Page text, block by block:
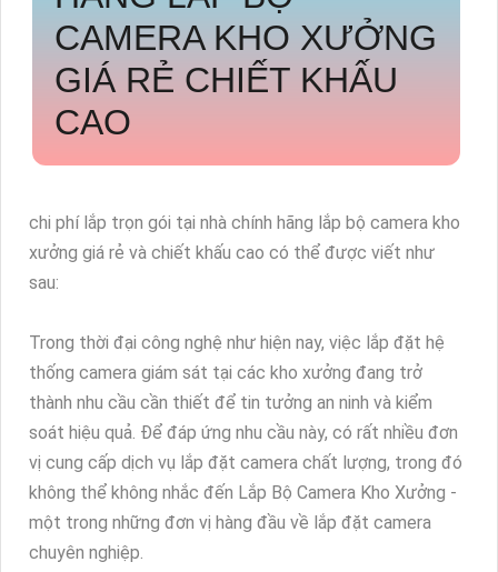
CAMERA KHO XƯỞNG
GIÁ RẺ CHIẾT KHẤU
CAO
chi phí lắp trọn gói tại nhà chính hãng lắp bộ camera kho
xưởng giá rẻ và chiết khấu cao có thể được viết như
sau:
Trong thời đại công nghệ như hiện nay, việc lắp đặt hệ
thống camera giám sát tại các kho xưởng đang trở
thành nhu cầu cần thiết để tin tưởng an ninh và kiểm
soát hiệu quả. Để đáp ứng nhu cầu này, có rất nhiều đơn
vị cung cấp dịch vụ lắp đặt camera chất lượng, trong đó
không thể không nhắc đến Lắp Bộ Camera Kho Xưởng -
một trong những đơn vị hàng đầu về lắp đặt camera
chuyên nghiệp.